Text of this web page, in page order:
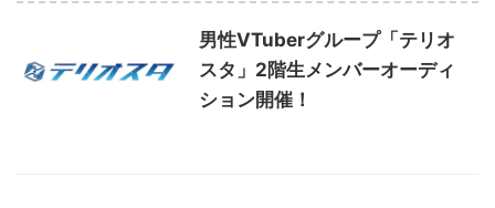
男性VTuberグループ「テリオ
スタ」2階生メンバーオーディ
ション開催！